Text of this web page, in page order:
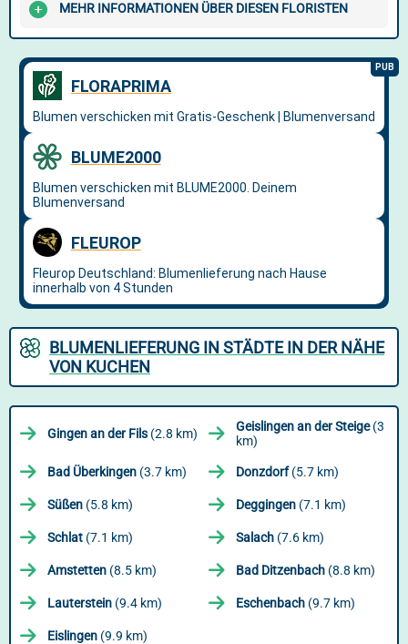
MEHR INFORMATIONEN ÜBER DIESEN FLORISTEN
BLUMENLIEFERUNG IN STÄDTE IN DER NÄHE
VON KUCHEN
Gingen an der Fils (2.8 km) Geislingen an der Steige(3
km)
Bad Überkingen (3.7 km) Donzdorf(5.7 km)
Süßen (5.8 km) Deggingen (7.1 km)
Schlat (7.1 km) Salach (7.6 km)
Amstetten (8.5 km) Bad Ditzenbach (8.8 km)
Lauterstein (9.4 km) Eschenbach (9.7 km)
Eislingen (9.9 km)